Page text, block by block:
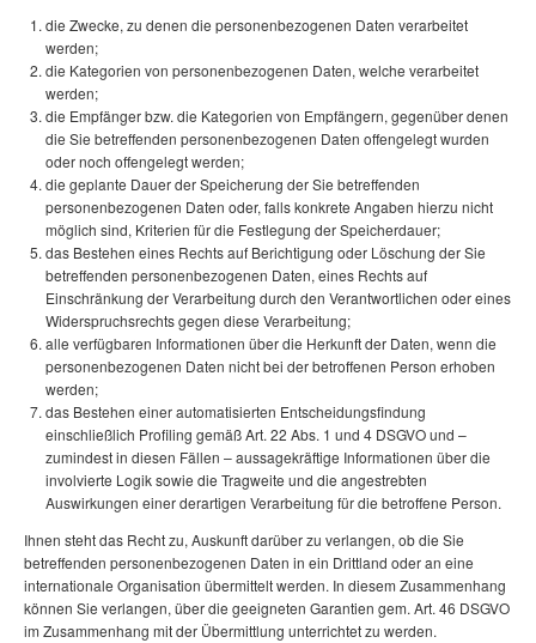
die Zwecke, zu denen die personenbezogenen Daten verarbeitet
werden;
die Kategorien von personenbezogenen Daten, welche verarbeitet
werden;
die Empfänger bzw. die Kategorien von Empfängern, gegenüber denen
die Sie betreffenden personenbezogenen Daten offengelegt wurden
oder noch offengelegt werden;
die geplante Dauer der Speicherung der Sie betreffenden
personenbezogenen Daten oder, falls konkrete Angaben hierzu nicht
möglich sind, Kriterien für die Festlegung der Speicherdauer;
das Bestehen eines Rechts auf Berichtigung oder Löschung der Sie
betreffenden personenbezogenen Daten, eines Rechts auf
Einschränkung der Verarbeitung durch den Verantwortlichen oder eines
Widerspruchsrechts gegen diese Verarbeitung;
alle verfügbaren Informationen über die Herkunft der Daten, wenn die
personenbezogenen Daten nicht bei der betroffenen Person erhoben
werden;
das Bestehen einer automatisierten Entscheidungsfindung
einschließlich Profiling gemäß Art. 22 Abs. 1 und 4 DSGVO und –
zumindest in diesen Fällen – aussagekräftige Informationen über die
involvierte Logik sowie die Tragweite und die angestrebten
Auswirkungen einer derartigen Verarbeitung für die betroffene Person.
Ihnen steht das Recht zu, Auskunft darüber zu verlangen, ob die Sie
betreffenden personenbezogenen Daten in ein Drittland oder an eine
internationale Organisation übermittelt werden. In diesem Zusammenhang
können Sie verlangen, über die geeigneten Garantien gem. Art. 46 DSGVO
im Zusammenhang mit der Übermittlung unterrichtet zu werden.